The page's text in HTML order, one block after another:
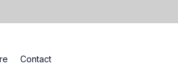
Contact